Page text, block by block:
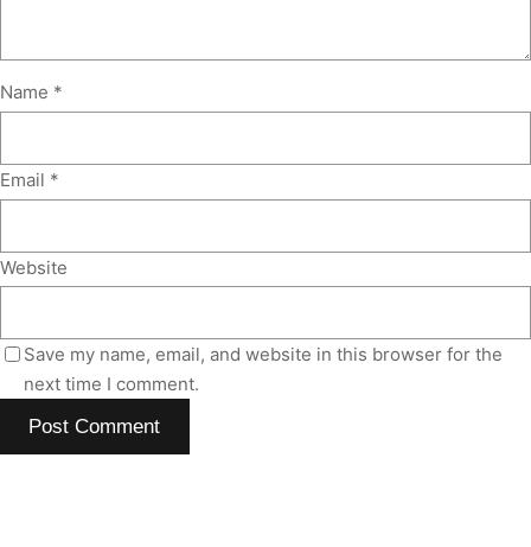
Name *
Email *
Website
Save my name, email, and website in this browser for the
next time I comment.